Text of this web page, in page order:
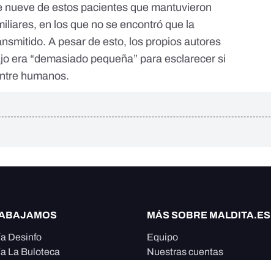
de estos pacientes que mantuvieron
en los que no se encontró que la
A pesar de esto, los propios autores
era “demasiado pequeña” para esclarecer si
humanos.
Desinfo
La Buloteca
MÁS SOBRE MALDITA.ES
Equipo
Nuestras cuentas